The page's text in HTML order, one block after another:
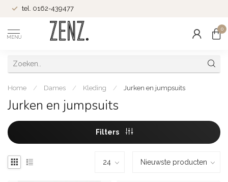
tel. 0162-439477
MENU
0
Home / Dames / Kleding / Jurken en jumpsuits
Jurken en jumpsuits
Filters